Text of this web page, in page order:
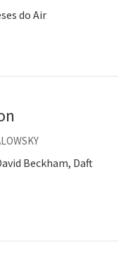
do Air
Beckham, Daft